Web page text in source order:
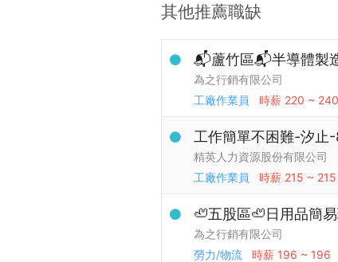
其他推薦職缺
📬蘆竹區📬半導體製
為之行銷有限公司
工廠作業員
時薪 220 ~ 240
工作簡單不困難-汐止
精英人力資源股份有限公司
工廠作業員
時薪 215 ~ 215
🦥五股區🦥日用品簡
為之行銷有限公司
勞力/物流
時薪 196 ~ 196